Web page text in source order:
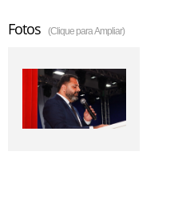
Fotos (Clique para Ampliar)